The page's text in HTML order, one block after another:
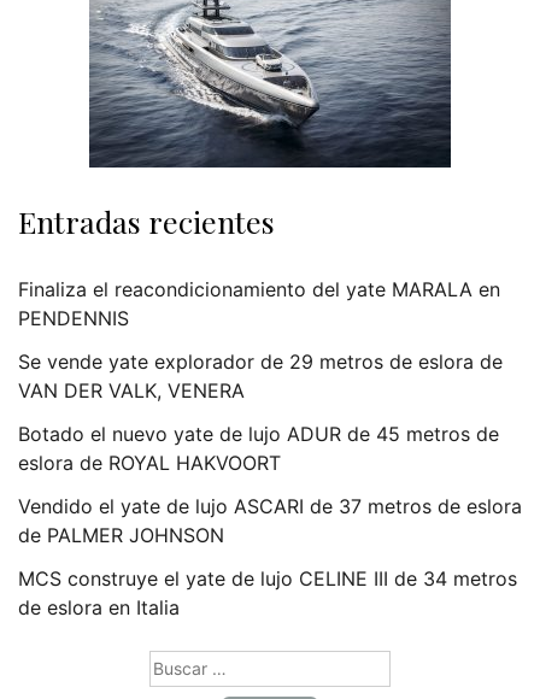
Entradas recientes
Finaliza el reacondicionamiento del yate MARALA en
PENDENNIS
Se vende yate explorador de 29 metros de eslora de
VAN DER VALK, VENERA
Botado el nuevo yate de lujo ADUR de 45 metros de
eslora de ROYAL HAKVOORT
Vendido el yate de lujo ASCARI de 37 metros de eslora
de PALMER JOHNSON
MCS construye el yate de lujo CELINE III de 34 metros
de eslora en Italia